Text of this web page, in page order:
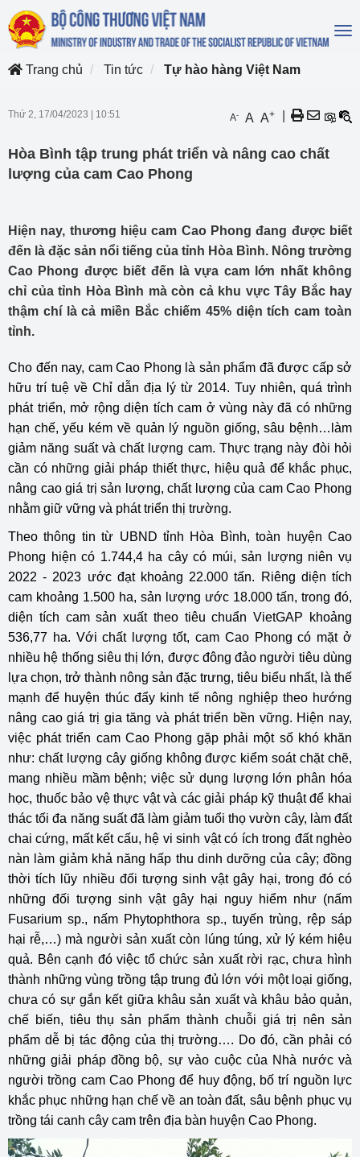
Trang chủ
Tin tức Tự hào hàng Việt Nam
Thứ 2, 17/04/2023 10:51 A- A A+
Hòa Bình tập trung phát triển và nâng cao chất
lượng của cam Cao Phong
Hiện nay, thương hiệu cam Cao Phong đang được biết
đến là đặc sản nổi tiếng của tỉnh Hòa Bình. Nông trường
Cao Phong được biết đến là vựa cam lớn nhất không
chỉ của tỉnh Hòa Bình mà còn cả khu vực Tây Bắc hay
thậm chí là cả miền Bắc chiếm 45% diện tích cam toàn
tỉnh.
Cho đến nay, cam Cao Phong là sản phẩm đã được cấp sở
hữu trí tuệ về Chỉ dẫn địa lý từ 2014. Tuy nhiên, quá trình
phát triển, mở rộng diện tích cam ở vùng này đã có những
hạn chế, yếu kém về quản lý nguồn giống, sâu bệnh…làm
giảm năng suất và chất lượng cam. Thực trạng này đòi hỏi
cần có những giải pháp thiết thực, hiệu quả để khắc phục,
nâng cao giá trị sản lượng, chất lượng của cam Cao Phong
nhằm giữ vững và phát triển thị trường.
Theo thông tin từ UBND tỉnh Hòa Bình, toàn huyện Cao
Phong hiện có 1.744,4 ha cây có múi, sản lượng niên vụ
2022 - 2023 ước đạt khoảng 22.000 tấn. Riêng diện tích
cam khoảng 1.500 ha, sản lượng ước 18.000 tấn, trong đó,
diện tích cam sản xuất theo tiêu chuẩn VietGAP khoảng
536,77 ha. Với chất lượng tốt, cam Cao Phong có mặt ở
nhiều hệ thống siêu thị lớn, được đông đảo người tiêu dùng
lựa chọn, trở thành nông sản đặc trưng, tiêu biểu nhất, là thế
mạnh để huyện thúc đẩy kinh tế nông nghiệp theo hướng
nâng cao giá trị gia tăng và phát triển bền vững. Hiện nay,
việc phát triển cam Cao Phong gặp phải một số khó khăn
như: chất lượng cây giống không được kiểm soát chặt chẽ,
mang nhiều mầm bệnh; việc sử dụng lượng lớn phân hóa
học, thuốc bảo vệ thực vật và các giải pháp kỹ thuật để khai
thác tối đa năng suất đã làm giảm tuổi thọ vườn cây, làm đất
chai cứng, mất kết cấu, hệ vi sinh vật có ích trong đất nghèo
nàn làm giảm khả năng hấp thu dinh dưỡng của cây; đồng
thời tích lũy nhiều đối tượng sinh vật gây hại, trong đó có
những đối tượng sinh vật gây hại nguy hiểm như (nấm
Fusarium sp., nấm Phytophthora sp., tuyến trùng, rệp sáp
hại rễ,…) mà người sản xuất còn lúng túng, xử lý kém hiệu
quả. Bên cạnh đó việc tổ chức sản xuất rời rạc, chưa hình
thành những vùng trồng tập trung đủ lớn với một loại giống,
chưa có sự gắn kết giữa khâu sản xuất và khâu bảo quản,
chế biến, tiêu thụ sản phẩm thành chuỗi giá trị nên sản
phẩm dễ bị tác động của thị trường…. Do đó, cần phải có
những giải pháp đồng bộ, sự vào cuộc của Nhà nước và
người trồng cam Cao Phong để huy động, bố trí nguồn lực
khắc phục những hạn chế về an toàn đất, sâu bệnh phục vụ
trồng tái canh cây cam trên địa bàn huyện Cao Phong.